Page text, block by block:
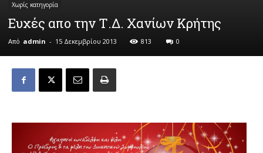
Χωρίς κατηγορία
Ευχές απο την Τ.Δ. Χανίων Κρήτης
Από admin - 15 Δεκεμβρίου 2013 813 0